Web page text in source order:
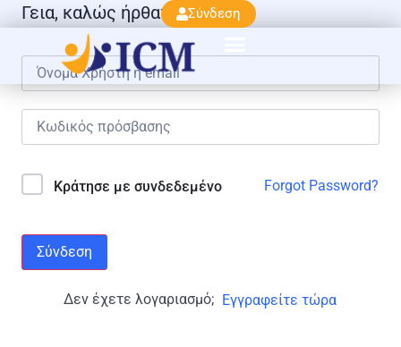
Σύνδεση
Γεια, καλώς ήρθατε πάλι!
Κράτησε με συνδεδεμένο Forgot Password?
Σύνδεση
Δεν έχετε λογαριασμό; Εγγραφείτε τώρα